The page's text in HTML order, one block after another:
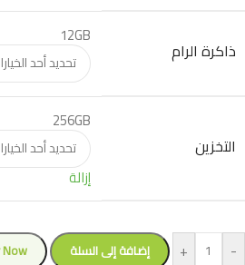
ذاكرة الرام
12GB
التخزين
256GB
إزالة
-
+ إضافة إلى السلة Now